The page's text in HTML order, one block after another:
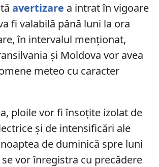
avertizare a intrat în vigoare
fi valabilă până luni la ora
în intervalul menționat,
și Moldova vor avea
meteo cu caracter
ploile vor fi însoțite izolat de
și de intensificări ale
de duminică spre luni
vor înregistra cu precădere